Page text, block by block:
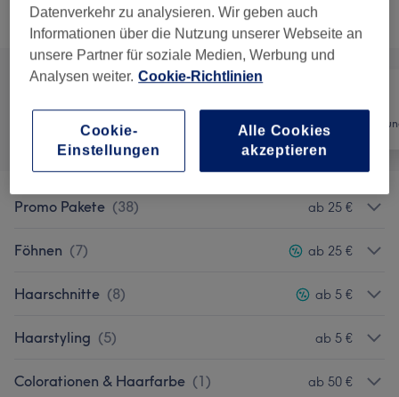
Alle Services
Alle
Promo Pakete (38) ab 25 €
Föhnen (7) ab 25 €
Haarschnitte (8) ab 5 €
Haarstyling (5) ab 5 €
Colorationen & Haarfarbe (1) ab 50 €
Datenverkehr zu analysieren. Wir geben auch
Informationen über die Nutzung unserer Webseite an
unsere Partner für soziale Medien, Werbung und
Analysen weiter. Cookie-Richtlinien
Cookie-
Einstellungen
Alle Cookies
akzeptieren